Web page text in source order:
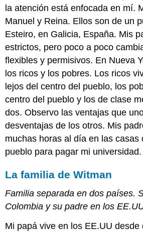
la atención está enfocada en mí.
Manuel y Reina. Ellos son de un
Esteiro, en Galicia, España. Mis
estrictos, pero poco a poco
flexibles y permisivos. En Nueva
los ricos y los pobres. Los ricos
lejos del centro del pueblo, los
centro del pueblo y los de clase
dos. Observo las ventajas que
desventajas de los otros. Mis
muchas horas al día en las casas
pueblo para pagar mi universidad.
La familia de Witman
Familia separada en dos países.
Colombia y su padre en los
Mi papá vive en los EE.UU desde